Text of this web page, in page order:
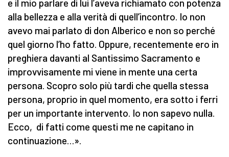
e il mio parlare di lui l’aveva richiamato con potenza
alla bellezza e alla verità di quell’incontro. Io non
avevo mai parlato di don Alberico e non so perché
quel giorno l’ho fatto. Oppure, recentemente ero in
preghiera davanti al Santissimo Sacramento e
improvvisamente mi viene in mente una certa
persona. Scopro solo più tardi che quella stessa
persona, proprio in quel momento, era sotto i ferri
per un importante intervento. Io non sapevo nulla.
Ecco, di fatti come questi me ne capitano in
continuazione…».